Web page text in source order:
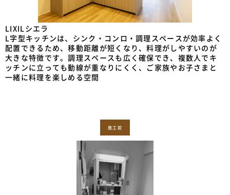
LIXILシエラ
L字型キッチンは、シンク・コンロ・調理スペースが効率よく
配置できるため、移動距離が短くなり、料理がしやすいのが
大きな特徴です。調理スペースも広く確保でき、複数人でキ
ッチンに立っても動線が重なりにくく、ご家族やお子さまと
一緒に料理を楽しめる空間
施工前